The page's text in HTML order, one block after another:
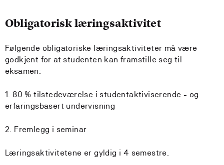
Obligatorisk læringsaktivitet
Følgende obligatoriske læringsaktiviteter må være
godkjent for at studenten kan framstille seg til
eksamen:
1. 80 % tilstedeværelse i studentaktiviserende - og
erfaringsbasert undervisning
2. Fremlegg i seminar
Læringsaktivitetene er gyldig i 4 semestre.